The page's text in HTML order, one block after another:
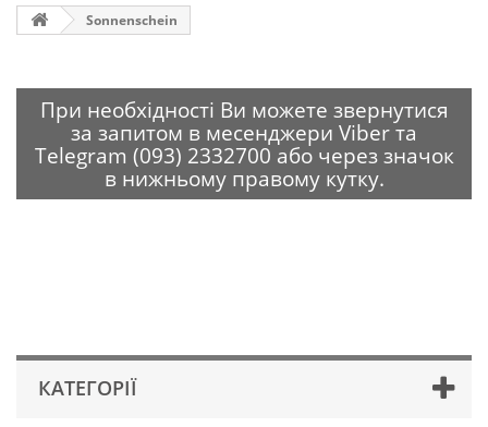
Sonnenschein
При необхідності Ви можете звернутися
за запитом в месенджери Viber та
Telegram (093) 2332700 або через значок
в нижньому правому кутку.
КАТЕГОРІЇ